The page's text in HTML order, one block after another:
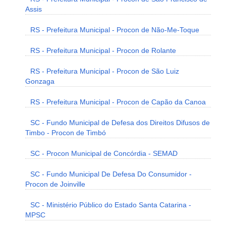
Assis
RS - Prefeitura Municipal - Procon de Não-Me-Toque
RS - Prefeitura Municipal - Procon de Rolante
RS - Prefeitura Municipal - Procon de São Luiz
Gonzaga
RS - Prefeitura Municipal - Procon de Capão da Canoa
SC - Fundo Municipal de Defesa dos Direitos Difusos de
Timbo - Procon de Timbó
SC - Procon Municipal de Concórdia - SEMAD
SC - Fundo Municipal De Defesa Do Consumidor -
Procon de Joinville
SC - Ministério Público do Estado Santa Catarina -
MPSC